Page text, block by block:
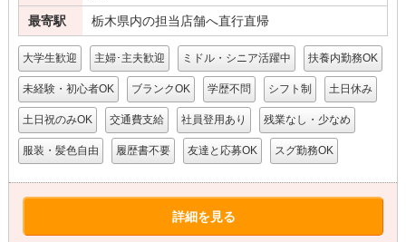
最寄駅 栃木県内の担当店舗へ直行直帰
大学生歓迎 主婦･主夫歓迎 ミドル・シニア活躍中 扶養内勤務OK
未経験・初心者OK ブランクOK 学歴不問 シフト制 土日休み
土日祝のみOK 交通費支給 社員登用あり 残業なし・少なめ
服装・髪色自由 履歴書不要 友達と応募OK スグ勤務OK
詳細を見る